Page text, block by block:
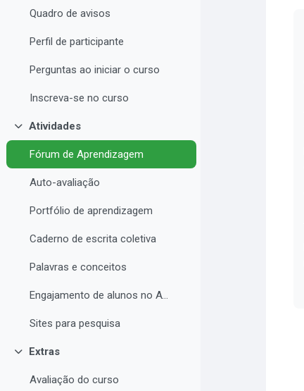
Quadro de avisos
Perfil de participante
Perguntas ao iniciar o curso
Inscreva-se no curso
Contrair
Atividades
Fórum de Aprendizagem
Auto-avaliação
Portfólio de aprendizagem
Caderno de escrita coletiva
Palavras e conceitos
Engajamento de alunos no AVA e Desempenho Acadêmico
Sites para pesquisa
Contrair
Extras
Avaliação do curso